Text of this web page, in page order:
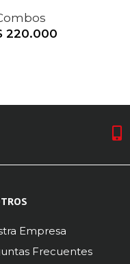
220.000
Empresa
Frecuentes